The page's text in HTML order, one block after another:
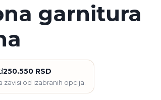
garnitura
250.550 RSD